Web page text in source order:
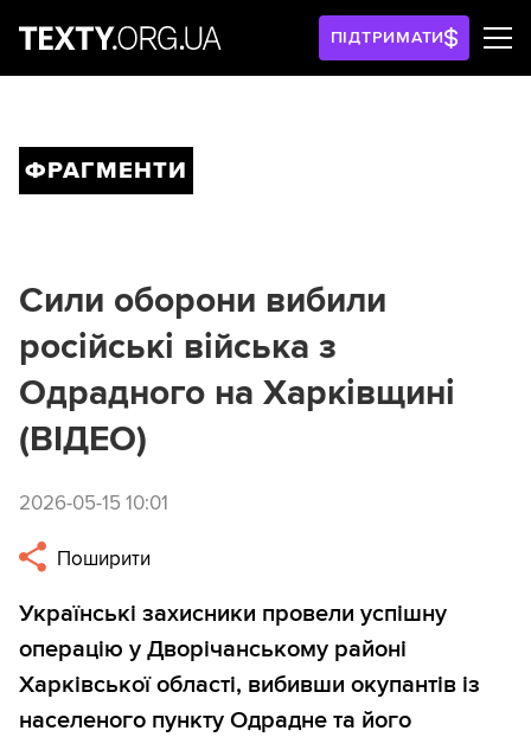
ПІДТРИМАТИ
ФРАГМЕНТИ
Сили оборони вибили
російські війська з
Одрадного на Харківщині
(ВІДЕО)
2026-05-15 10:01
Поширити
Українські захисники провели успішну
операцію у Дворічанському районі
Харківської області, вибивши окупантів із
населеного пункту Одрадне та його